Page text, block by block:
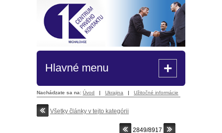
Hlavné menu +
Nachádzate sa na: Úvod | Ukrajina | Užitočné informácie
Všetky články v tejto kategórii
2849/8917